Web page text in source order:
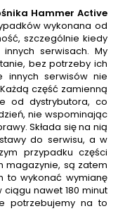
Hammer Active
wykonana od
szczególnie kiedy
serwisach. My
bez potrzeby ich
innych serwisów nie
część zamienną
od dystrybutora, co
nie wspominając
Składa się na nią
do serwisu, a w
przypadku części
magazynie, są zatem
to wykonać wymianę
ciągu nawet 180 minut
potrzebujemy na to